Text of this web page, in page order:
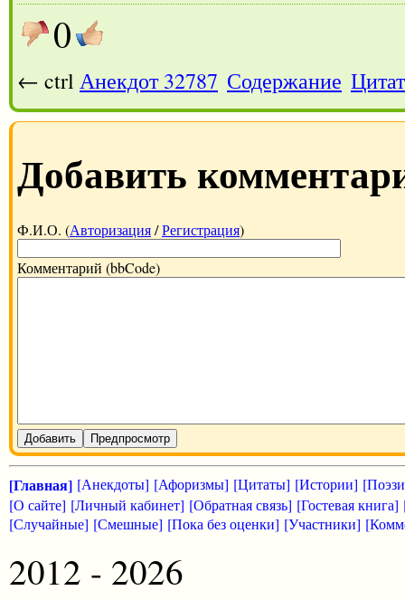
0
← ctrl Анекдот 32787 Содержание
Добавить
Ф.И.О. (Авторизация/Регистрация)
Комментарий (bbCode)
Добавить Предпросмотр
[Главная] [Анекдоты] [Афоризмы] [Цитаты] [Истории]
[О сайте] [Личный кабинет] [Обратная связь] [Гостевая книга]
[Случайные] [Смешные] [Пока без оценки] [Участники]
2012 - 2026